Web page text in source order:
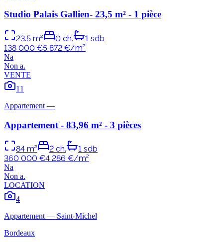
Studio Palais Gallien- 23,5 m² - 1 pièce
23.5 m² 0 ch. 1 sdb
138 000 €5 872 €/m²
Na
Non a.
VENTE
11
Appartement —
Appartement - 83,96 m² - 3 pièces
84 m² 2 ch. 1 sdb
360 000 €4 286 €/m²
Na
Non a.
LOCATION
4
Appartement— Saint-Michel
Bordeaux